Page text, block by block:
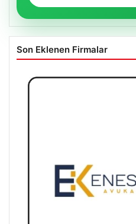
Son Eklenen Firmalar